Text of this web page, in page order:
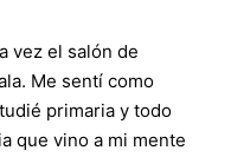
vez el salón de
Me sentí como
primaria y todo
que vino a mi mente